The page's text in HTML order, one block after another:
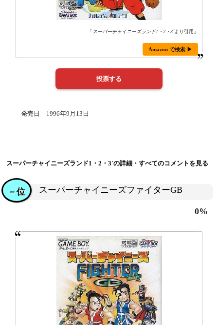
「 スーパーチャイニーズランド1・2・3´より引用」
Amazon で検索 ▶
発売日 1996年9月13日
スーパーチャイニーズランド1・2・3´の詳細・すべてのコメントを見る
スーパーチャイニーズファイターGB
－位
0%